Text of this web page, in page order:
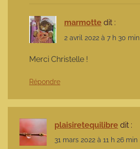
marmotte dit :
2 avril 2022 à 7 h 30 min
Merci Christelle !
Répondre
plaisiretequilibre dit :
31 mars 2022 à 11 h 26 min